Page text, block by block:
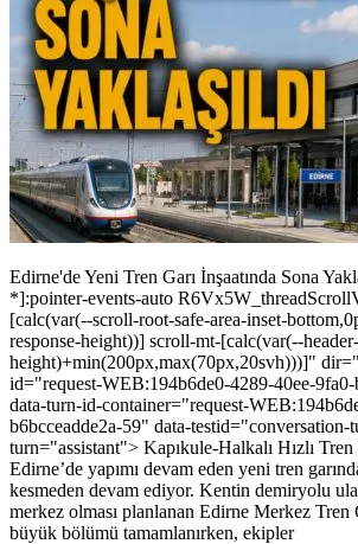
Edirne'de Yeni Tren Garı İnşaatında Sona
*]:pointer-events-auto
[calc(var(--scroll-root-safe-area-inset-
response-height))] scroll-mt-[calc(var(--header-
height)+min(200px,max(70px,20svh)))]"
id="request-WEB:194b6de0-4289-40ee-9fa0-
data-turn-id-container="request-
b6bcceadde2a-59" data-testid="conversation-
turn="assistant"> Kapıkule-Halkalı Hızlı Tren
Edirne’de yapımı devam eden yeni tren
kesmeden devam ediyor. Kentin demiryolu
merkez olması planlanan Edirne Merkez Tren
büyük bölümü tamamlanırken, ekipler